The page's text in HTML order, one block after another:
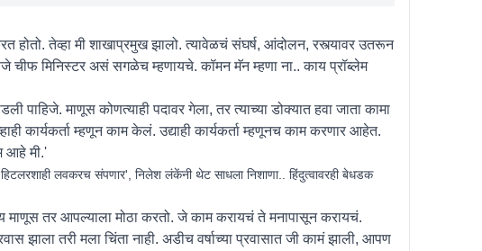
होतो. तेव्हा मी शाखाप्रमुख झालो. त्यावेळचं संघर्ष, आंदोलन, रस्त्यावर उतरून
चीफ मिनिस्टर असं सगळेच म्हणायचे. कॉमन मॅन म्हणा ना.. काय प्रॉब्लेम
पाहिजे. माणूस कोणत्याही पदावर गेला, तर त्याच्या डोक्यात हवा जाता कामा
कार्यकर्ता म्हणून काम केलं. उद्याही कार्यकर्ता म्हणूनच काम करणार आहेत.
आहे मी.'
लवकरच संपणार', निलेश लंकेंनी थेट साधला निशाणा.. हिंदुत्वावरही बेधडक
माणूस तर आपल्याला मोठा करतो. जे काम करायचं ते मनापासून करायचं.
झाला तरी मला चिंता नाही. अडीच वर्षाच्या प्रवासात जी कामं झाली, आपण